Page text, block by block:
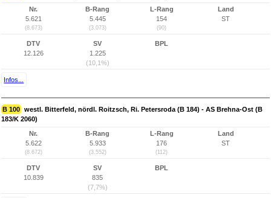
Nr.
5.621
(8.673)
B-Rang
5.445
(3.073)
L-Rang
154
(90)
Land
ST
DTV
12.126
SV
1.225
(10,1%)
BPL
Infos...
B 100 westl. Bitterfeld, nördl. Roitzsch, Ri. Petersroda (B 184) - AS Brehna-Ost (B
183/K 2060)
Nr.
5.622
(8.672)
B-Rang
5.933
(3.552)
L-Rang
176
(112)
Land
ST
DTV
10.839
SV
835
(7,7%)
BPL